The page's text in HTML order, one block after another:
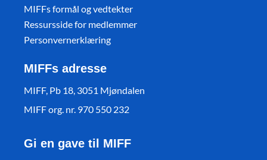
MIFFs formål og vedtekter
Ressursside for medlemmer
Personvernerklæring
MIFFs adresse
MIFF, Pb 18, 3051 Mjøndalen
MIFF org. nr. 970 550 232
Gi en gave til MIFF